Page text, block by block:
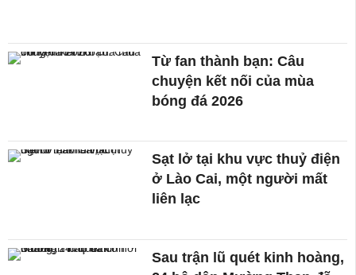
Từ fan thành bạn: Câu
chuyện kết nối của mùa
bóng đá 2026
Sạt lở tại khu vực thuỷ điện
ở Lào Cai, một người mất
liên lạc
Sau trận lũ quét kinh hoàng,